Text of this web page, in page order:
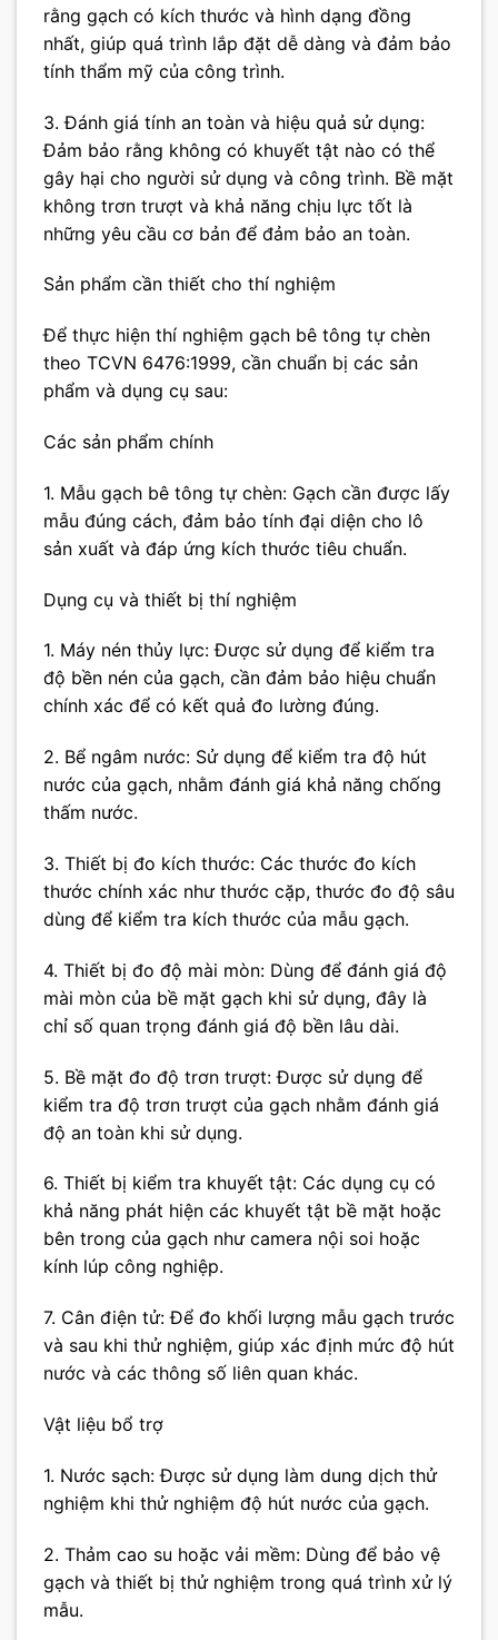
rằng gạch có kích thước và hình dạng đồng
nhất, giúp quá trình lắp đặt dễ dàng và đảm bảo
tính thẩm mỹ của công trình.
3. Đánh giá tính an toàn và hiệu quả sử dụng:
Đảm bảo rằng không có khuyết tật nào có thể
gây hại cho người sử dụng và công trình. Bề mặt
không trơn trượt và khả năng chịu lực tốt là
những yêu cầu cơ bản để đảm bảo an toàn.
Sản phẩm cần thiết cho thí nghiệm
Để thực hiện thí nghiệm gạch bê tông tự chèn
theo TCVN 6476:1999, cần chuẩn bị các sản
phẩm và dụng cụ sau:
Các sản phẩm chính
1. Mẫu gạch bê tông tự chèn: Gạch cần được lấy
mẫu đúng cách, đảm bảo tính đại diện cho lô
sản xuất và đáp ứng kích thước tiêu chuẩn.
Dụng cụ và thiết bị thí nghiệm
1. Máy nén thủy lực: Được sử dụng để kiểm tra
độ bền nén của gạch, cần đảm bảo hiệu chuẩn
chính xác để có kết quả đo lường đúng.
2. Bể ngâm nước: Sử dụng để kiểm tra độ hút
nước của gạch, nhằm đánh giá khả năng chống
thấm nước.
3. Thiết bị đo kích thước: Các thước đo kích
thước chính xác như thước cặp, thước đo độ sâu
dùng để kiểm tra kích thước của mẫu gạch.
4. Thiết bị đo độ mài mòn: Dùng để đánh giá độ
mài mòn của bề mặt gạch khi sử dụng, đây là
chỉ số quan trọng đánh giá độ bền lâu dài.
5. Bề mặt đo độ trơn trượt: Được sử dụng để
kiểm tra độ trơn trượt của gạch nhằm đánh giá
độ an toàn khi sử dụng.
6. Thiết bị kiểm tra khuyết tật: Các dụng cụ có
khả năng phát hiện các khuyết tật bề mặt hoặc
bên trong của gạch như camera nội soi hoặc
kính lúp công nghiệp.
7. Cân điện tử: Để đo khối lượng mẫu gạch trước
và sau khi thử nghiệm, giúp xác định mức độ hút
nước và các thông số liên quan khác.
Vật liệu bổ trợ
1. Nước sạch: Được sử dụng làm dung dịch thử
nghiệm khi thử nghiệm độ hút nước của gạch.
2. Thảm cao su hoặc vải mềm: Dùng để bảo vệ
gạch và thiết bị thử nghiệm trong quá trình xử lý
mẫu.